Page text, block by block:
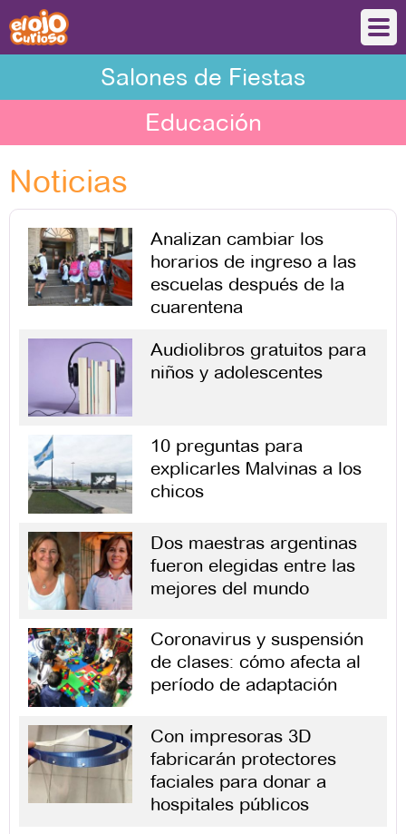
Salones de Fiestas
Educación
Noticias
Analizan cambiar los
horarios de ingreso a las
escuelas después de la
cuarentena
Audiolibros gratuitos para
niños y adolescentes
10 preguntas para
explicarles Malvinas a los
chicos
Dos maestras argentinas
fueron elegidas entre las
mejores del mundo
Coronavirus y suspensión
de clases: cómo afecta al
período de adaptación
Con impresoras 3D
fabricarán protectores
faciales para donar a
hospitales públicos